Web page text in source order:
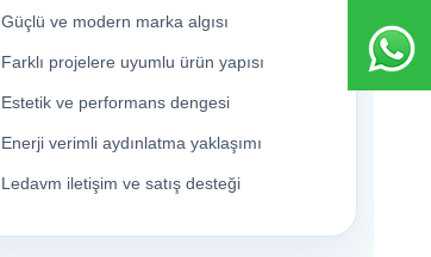
Güçlü ve modern marka algısı
Farklı projelere uyumlu ürün yapısı
Estetik ve performans dengesi
Enerji verimli aydınlatma yaklaşımı
Ledavm iletişim ve satış desteği